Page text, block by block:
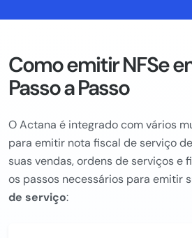
Como emitir NFSe
Passo a Passo
O Actana é integrado com vários
para emitir nota fiscal de serviço
suas vendas, ordens de serviços e
os passos necessários para emitir
de serviço: